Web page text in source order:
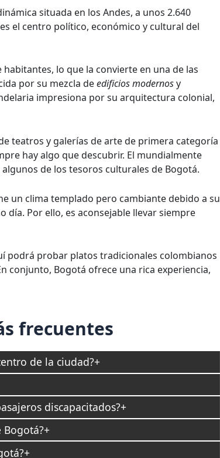
situada en los Andes, a unos 2.640
el centro político, económico y cultural del
lo que la convierte en una de las
por su mezcla deedificios modernosy
impresiona por su arquitectura colonial,
teatros y galerías de arte de primera categoría
hay algo que descubrir. El mundialmente
de los tesoros culturales de Bogotá.
un clima templado pero cambiante debido a su
día. Por ello, es aconsejable llevar siempre
podrá probar platos tradicionales colombianos
conjunto, Bogotá ofrece una rica experiencia,
frecuentes
de la ciudad?
discapacitados?